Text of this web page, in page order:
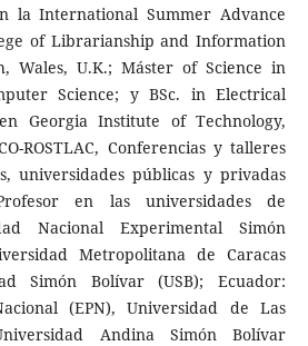
la International Summer Advance
of Librarianship and Information
Wales, U.K.; Máster of Science in
Science; y BSc. in Electrical
Georgia Institute of Technology,
ROSTLAC, Conferencias y talleres
universidades públicas y privadas
en las universidades de
Nacional Experimental Simón
Metropolitana de Caracas
Simón Bolívar (USB); Ecuador:
(EPN), Universidad de Las
Andina Simón Bolívar